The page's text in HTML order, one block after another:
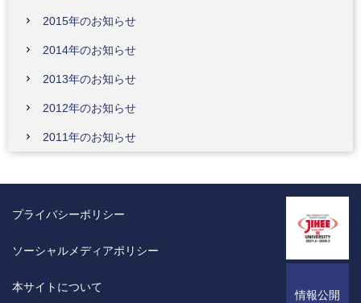
2015年のお知らせ
2014年のお知らせ
2013年のお知らせ
2012年のお知らせ
2011年のお知らせ
情報公開
プライバシーポリシー
ソーシャルメディアポリシー
本サイトについて